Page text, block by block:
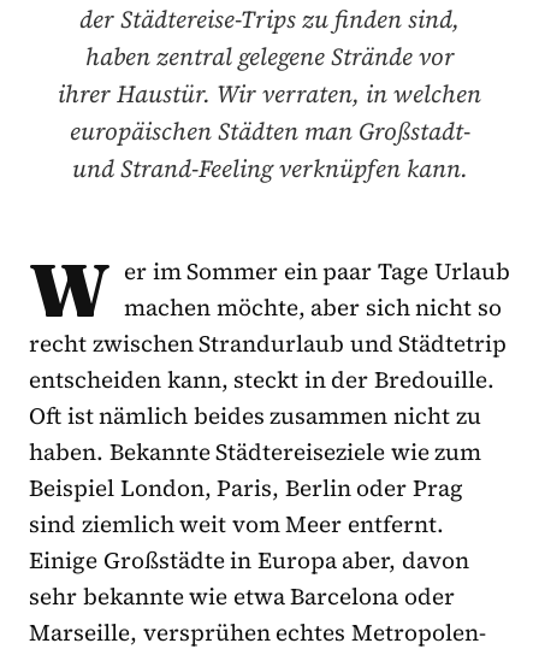
der Städtereise-Trips zu finden sind,
haben zentral gelegene Strände vor
ihrer Haustür. Wir verraten, in welchen
europäischen Städten man Großstadt-
und Strand-Feeling verknüpfen kann.
W er im Sommer ein paar Tage Urlaub
machen möchte, aber sich nicht so
recht zwischen Strandurlaub und Städtetrip
entscheiden kann, steckt in der Bredouille.
Oft ist nämlich beides zusammen nicht zu
haben. Bekannte Städtereiseziele wie zum
Beispiel London, Paris, Berlin oder Prag
sind ziemlich weit vom Meer entfernt.
Einige Großstädte in Europa aber, davon
sehr bekannte wie etwa Barcelona oder
Marseille, versprühen echtes Metropolen-